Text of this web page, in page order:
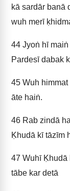
kā sardār banā
wuh merī
44 Jyoṅ hī
Pardesī dabak
45 Wuh himmat
āte haiṅ.
46 Rab zindā
Ḳhudā kī tāzīm
47 Wuhī Ḳhudā
tābe kar detā